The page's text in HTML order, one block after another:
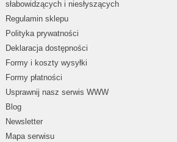
słabowidzących i niesłyszących
Regulamin sklepu
Polityka prywatności
Deklaracja dostępności
Formy i koszty wysyłki
Formy płatności
Usprawnij nasz serwis WWW
Blog
Newsletter
Mapa serwisu